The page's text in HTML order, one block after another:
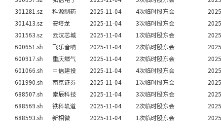
301281.sz
科源制药 2025-11-04 4次临时股东会
301413.sz
安培龙 2025-11-04 3次临时股东会
301563.sz
云汉芯城 2025-11-04 1次临时股东会
600651.sh
飞乐音响 2025-11-04 2次临时股东会
600917.sh
重庆燃气 2025-11-04 2次临时股东会
601066.sh
中信建投 2025-11-04 4次临时股东会
601990.sh
南京证券 2025-11-04 1次临时股东会
688507.sh
索辰科技 2025-11-04 3次临时股东会
688569.sh
铁科轨道 2025-11-04 2次临时股东会
688593.sh
新相微 2025-11-04 1次临时股东会